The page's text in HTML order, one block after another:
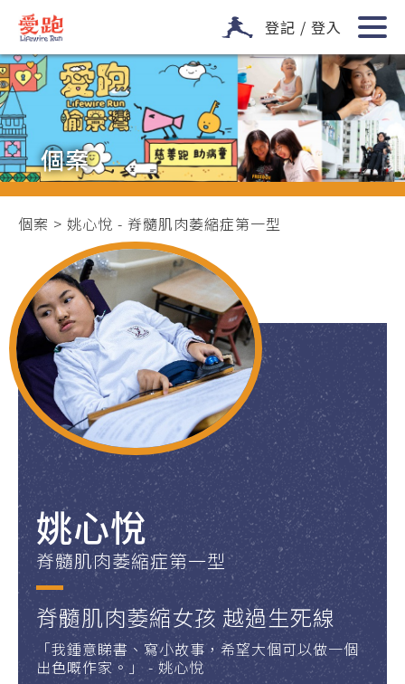
登記 / 登入
個案
個案 > 姚心悅 - 脊髓肌肉萎縮症第一型
姚心悅
脊髓肌肉萎縮症第一型
脊髓肌肉萎縮女孩 越過生死線
「我鍾意睇書、寫小故事，希望大個可以做一個
出色嘅作家。」 - 姚心悅